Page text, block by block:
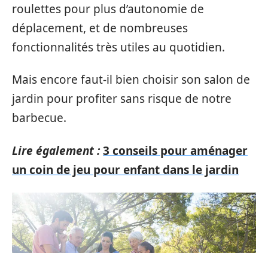
roulettes pour plus d’autonomie de
déplacement, et de nombreuses
fonctionnalités très utiles au quotidien.
Mais encore faut-il bien choisir son salon de
jardin pour profiter sans risque de notre
barbecue.
Lire également :3 conseils pour aménager
un coin de jeu pour enfant dans le jardin